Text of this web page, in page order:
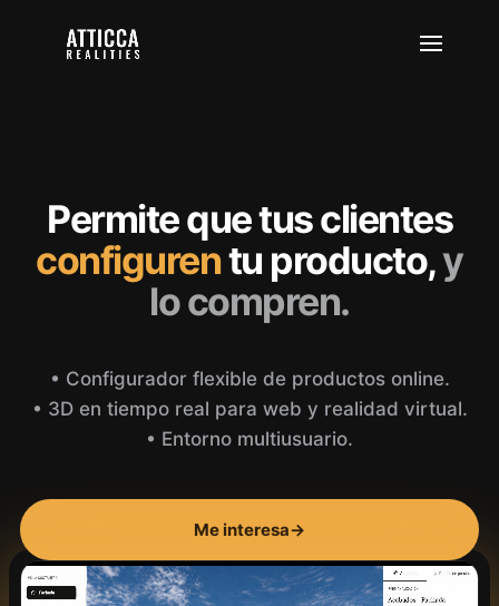
Permite que tus clientes
configurentu producto,y
lo compren.
• Configurador flexible de productos online.
• 3D en tiempo real para web y realidad virtual.
• Entorno multiusuario.
Me interesa→